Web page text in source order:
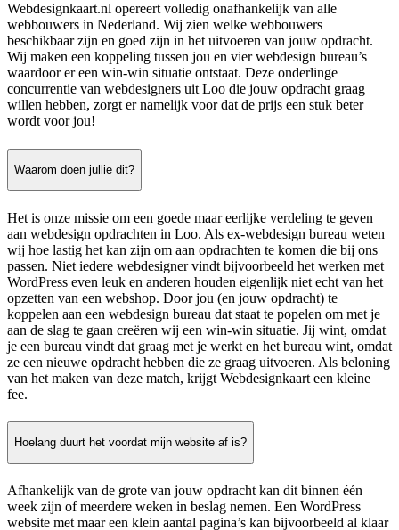
Webdesignkaart.nl opereert volledig onafhankelijk van alle
webbouwers in Nederland. Wij zien welke webbouwers
beschikbaar zijn en goed zijn in het uitvoeren van jouw opdracht.
Wij maken een koppeling tussen jou en vier webdesign bureau’s
waardoor er een win-win situatie ontstaat. Deze onderlinge
concurrentie van webdesigners uit Loo die jouw opdracht graag
willen hebben, zorgt er namelijk voor dat de prijs een stuk beter
wordt voor jou!
Waarom doen jullie dit?
Het is onze missie om een goede maar eerlijke verdeling te geven
aan webdesign opdrachten in Loo. Als ex-webdesign bureau weten
wij hoe lastig het kan zijn om aan opdrachten te komen die bij ons
passen. Niet iedere webdesigner vindt bijvoorbeeld het werken met
WordPress even leuk en anderen houden eigenlijk niet echt van het
opzetten van een webshop. Door jou (en jouw opdracht) te
koppelen aan een webdesign bureau dat staat te popelen om met je
aan de slag te gaan creëren wij een win-win situatie. Jij wint, omdat
je een bureau vindt dat graag met je werkt en het bureau wint, omdat
ze een nieuwe opdracht hebben die ze graag uitvoeren. Als beloning
van het maken van deze match, krijgt Webdesignkaart een kleine
fee.
Hoelang duurt het voordat mijn website af is?
Afhankelijk van de grote van jouw opdracht kan dit binnen één
week zijn of meerdere weken in beslag nemen. Een WordPress
website met maar een klein aantal pagina’s kan bijvoorbeeld al klaar